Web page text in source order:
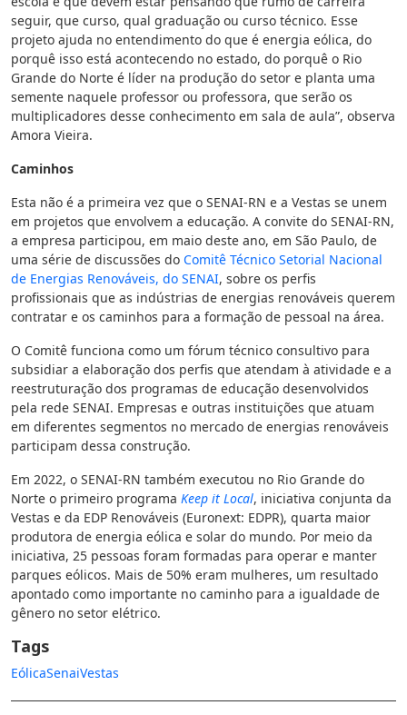
seguir, que curso, qual graduação ou curso técnico. Esse
projeto ajuda no entendimento do que é energia eólica, do
porquê isso está acontecendo no estado, do porquê o Rio
Grande do Norte é líder na produção do setor e planta uma
semente naquele professor ou professora, que serão os
multiplicadores desse conhecimento em sala de aula”, observa
Amora Vieira.
Caminhos
Esta não é a primeira vez que o SENAI-RN e a Vestas se unem
em projetos que envolvem a educação. A convite do SENAI-RN,
a empresa participou, em maio deste ano, em São Paulo, de
uma série de discussões do Comitê Técnico Setorial Nacional
de Energias Renováveis, do SENAI, sobre os perfis
profissionais que as indústrias de energias renováveis querem
contratar e os caminhos para a formação de pessoal na área.
O Comitê funciona como um fórum técnico consultivo para
subsidiar a elaboração dos perfis que atendam à atividade e a
reestruturação dos programas de educação desenvolvidos
pela rede SENAI. Empresas e outras instituições que atuam
em diferentes segmentos no mercado de energias renováveis
participam dessa construção.
Em 2022, o SENAI-RN também executou no Rio Grande do
Norte o primeiro programa Keep it Local, iniciativa conjunta da
Vestas e da EDP Renováveis (Euronext: EDPR), quarta maior
produtora de energia eólica e solar do mundo. Por meio da
iniciativa, 25 pessoas foram formadas para operar e manter
parques eólicos. Mais de 50% eram mulheres, um resultado
apontado como importante no caminho para a igualdade de
gênero no setor elétrico.
Tags
EólicaSenaiVestas